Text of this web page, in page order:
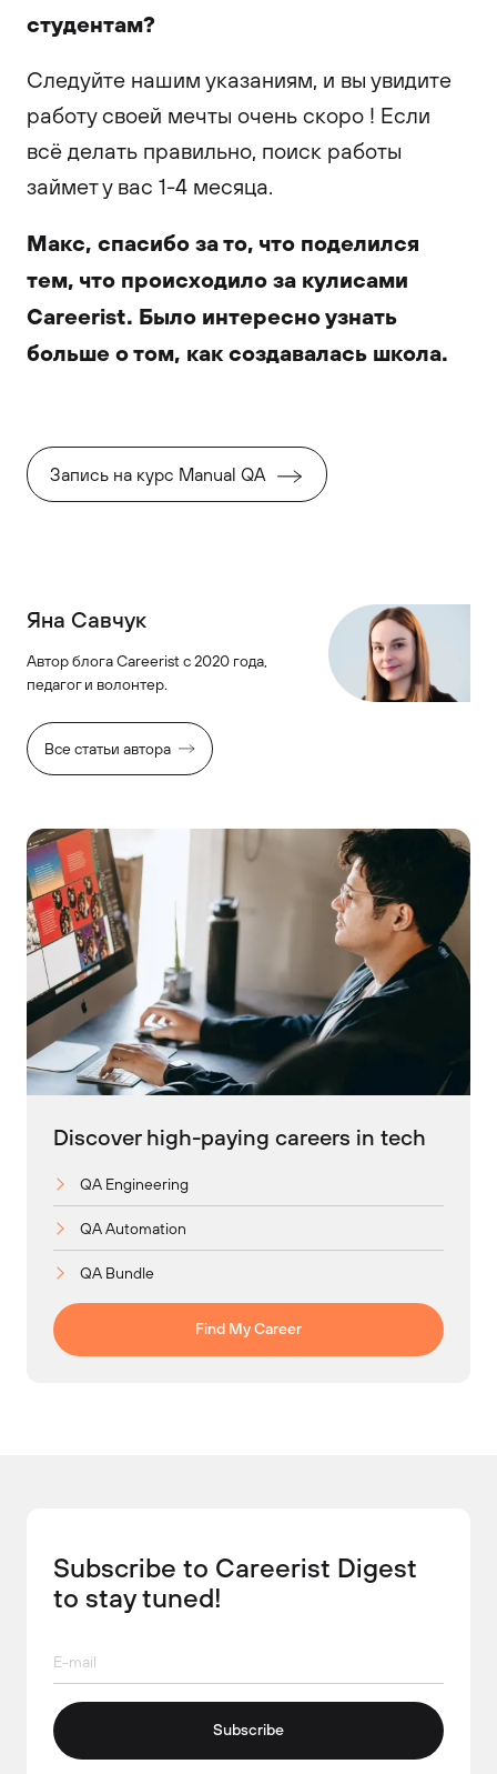
студентам?
Следуйте нашим указаниям, и вы увидите
работу своей мечты очень скоро ! Если
всё делать правильно, поиск работы
займет у вас 1-4 месяца.
Макс, спасибо за то, что поделился
тем, что происходило за кулисами
Careerist. Было интересно узнать
больше о том, как создавалась школа.
Запись на курс Manual QA
Яна Савчук
Автор блога Careerist с 2020 года,
педагог и волонтер.
Все статьи автора
Discover high-paying careers in tech
QA Engineering
QA Automation
QA Bundle
Find My Career
Subscribe to Careerist Digest
to stay tuned!
Subscribe